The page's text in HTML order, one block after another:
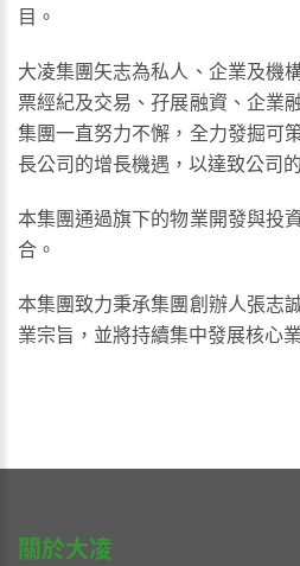
目。
大凌集團矢志為私人、企業及機
票經紀及交易、孖展融資、企業
集團一直努力不懈，全力發掘可
長公司的增長機遇，以達致公司
本集團通過旗下的物業開發與投
合。
本集團致力秉承集團創辦人張志
業宗旨，並將持續集中發展核心
關於大凌